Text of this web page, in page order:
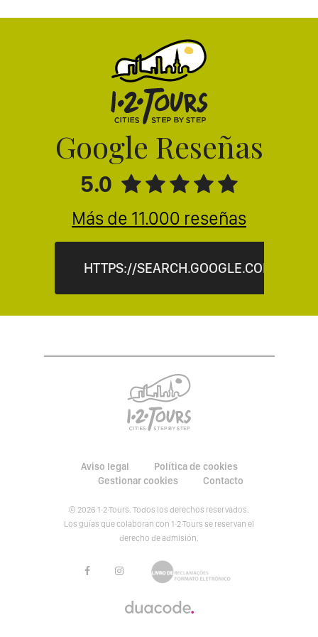
Google Reseñas
5.0
Más de 11.000 reseñas
HTTPS://SEARCH.GOOGLE.COM/
Aviso legal
Política de cookies
Gestionar cookies
Contacto
© 2026 1·2·Tours. Todos los derechos reservados.
Los guías que colaboran con 1·2·Tours se reservan el
derecho de admisión.